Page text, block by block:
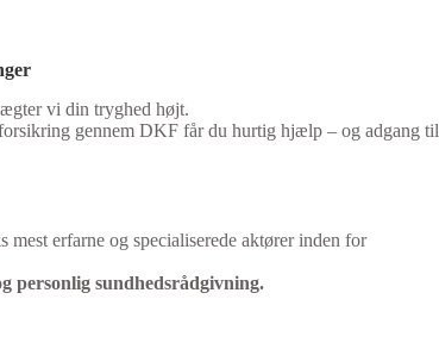
vi din tryghed højt.
gennem DKF får du hurtig hjælp – og adgang til
mest erfarne og specialiserede aktører inden for
personlig sundhedsrådgivning.